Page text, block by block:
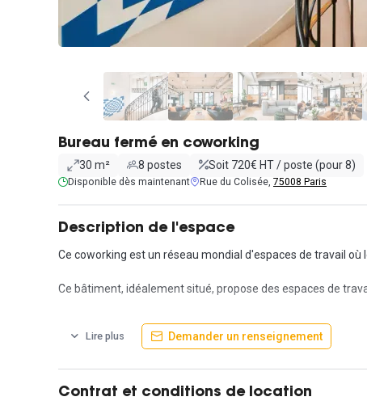
Bureau fermé en coworking
30 m² 8 postes Soit 720€ HT / poste (pour 8)
Disponible dès maintenant Rue du Colisée, 75008 Paris
Description de l'espace
Ce coworking est un réseau mondial d'espaces de travail
Ce bâtiment, idéalement situé, propose des espaces de
Ces espaces sont conçus dans le but de favoriser la
flexibilité qui vous convient.
Profitez également d'une tarification tout compris pour
Lire plus Demander un renseignement
Contrat et conditions de location